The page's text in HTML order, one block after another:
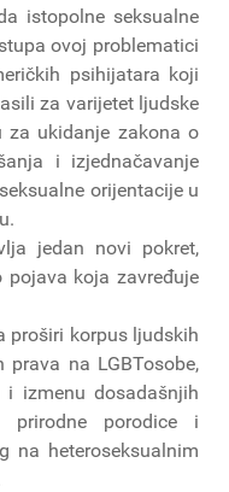
istopolne seksualne
ovoj problematici
psihijatara koji
za varijetet ljudske
za ukidanje zakona o
i izjednačavanje
orijentacije u
jedan novi pokret,
pojava koja zavređuje
proširi korpus ljudskih
na LGBT­osobe,
i izmenu dosadašnjih
prirodne porodice i
na heteroseksualnim